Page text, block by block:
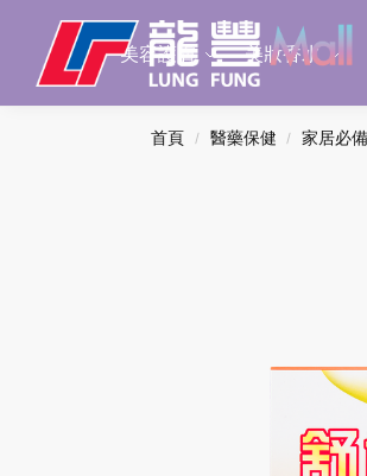
美容護膚 美妝香水
Search
首頁 / 醫藥保健 / 家居必備